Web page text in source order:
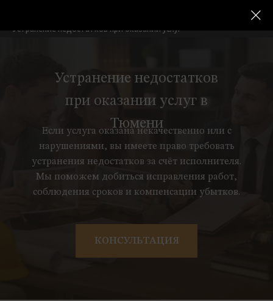
Устранение недостатков при оказании услуг
Если услуга оказана некачественно или с
нарушениями, вы имеете право требовать
устранения недостатков за счёт исполнителя.
Мы поможем добиться исправления работ,
соблюдения сроков и компенсации убытков.
Устранение недостатков
при оказании услуг в
Тюмени
КОНСУЛЬТАЦИЯ